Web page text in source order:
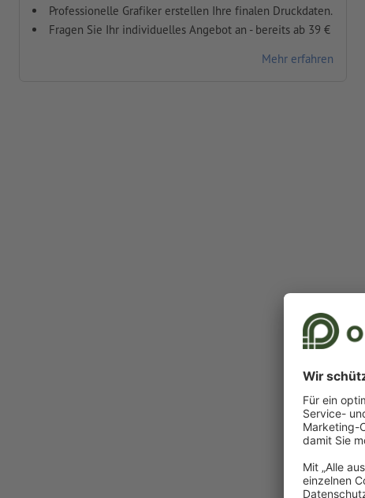
Professionelle Grafiker erstellen Ihre finalen Druckdaten.
Fragen Sie Ihr individuelles Angebot an - bereits ab 39 €
Mehr erfahren